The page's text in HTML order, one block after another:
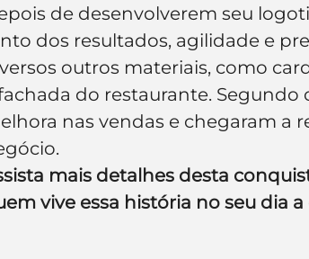
de desenvolverem seu
dos resultados, agilidade e
outros materiais, como
do restaurante.
nas vendas e chegaram a
mais detalhes desta
vive essa história no seu dia a